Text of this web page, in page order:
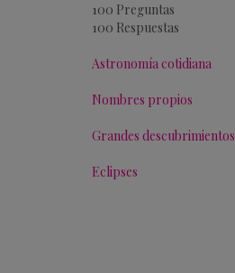
100 Preguntas
100 Respuestas
Astronomía cotidiana
Nombres propios
Grandes descubrimientos
Eclipses